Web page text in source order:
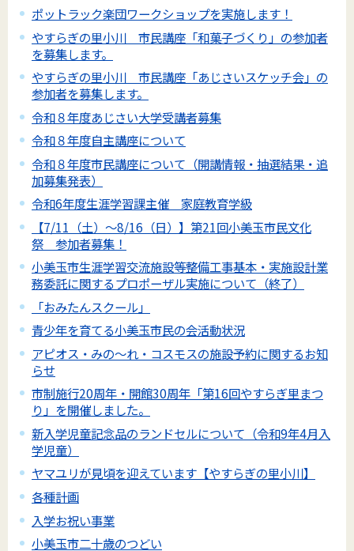
ポットラック楽団ワークショップを実施します！
やすらぎの里小川 市民講座「和菓子づくり」の参加者
を募集します。
やすらぎの里小川 市民講座「あじさいスケッチ会」の
参加者を募集します。
令和８年度あじさい大学受講者募集
令和８年度自主講座について
令和８年度市民講座について（開講情報・抽選結果・追
加募集発表）
令和6年度生涯学習課主催 家庭教育学級
【7/11（土）～8/16（日）】第21回小美玉市民文化
祭 参加者募集！
小美玉市生涯学習交流施設等整備工事基本・実施設計業
務委託に関するプロポーザル実施について（終了）
「おみたんスクール」
青少年を育てる小美玉市民の会活動状況
アピオス・みの～れ・コスモスの施設予約に関するお知
らせ
市制施行20周年・開館30周年「第16回やすらぎ里まつ
り」を開催しました。
新入学児童記念品のランドセルについて（令和9年4月入
学児童）
ヤマユリが見頃を迎えています【やすらぎの里小川】
各種計画
入学お祝い事業
小美玉市二十歳のつどい